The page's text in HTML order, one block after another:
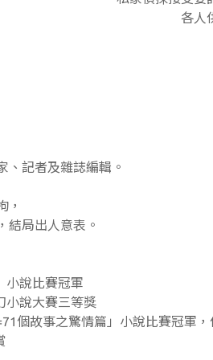
各人
、記者及雜誌編輯。
，
結局出人意表。
小說比賽冠軍
小說大賽三等獎
個故事之驚情篇」小說比賽冠軍